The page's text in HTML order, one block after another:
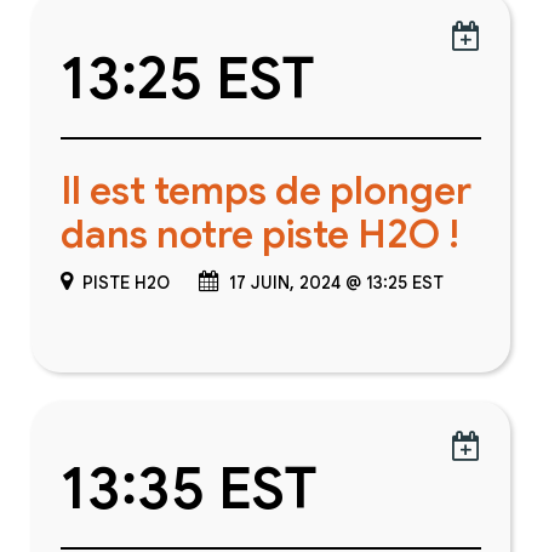

13:25 EST
Il est temps de plonger
dans notre piste H2O !
PISTE H2O 17 JUIN, 2024 @ 13:25 EST

13:35 EST